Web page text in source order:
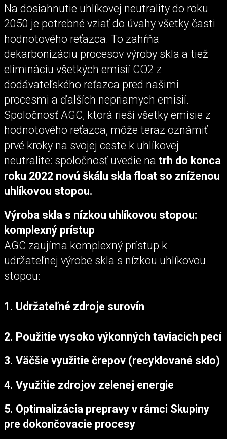
Na dosiahnutie uhlíkovej neutrality do roku
2050 je potrebné vziať do úvahy všetky časti
hodnotového reťazca. To zahŕňa
dekarbonizáciu procesov výroby skla a tiež
elimináciu všetkých emisií CO2 z
dodávateľského reťazca pred našimi
procesmi a ďalších nepriamych emisií.
Spoločnosť AGC, ktorá rieši všetky emisie z
hodnotového reťazca, môže teraz oznámiť
prvé kroky na svojej ceste k uhlíkovej
neutralite: spoločnosť uvedie na trh do konca
roku 2022 novú škálu skla float so zníženou
uhlíkovou stopou.
Výroba skla s nízkou uhlíkovou stopou:
komplexný prístup
AGC zaujíma komplexný prístup k
udržateľnej výrobe skla s nízkou uhlíkovou
stopou:
1. Udržateľné zdroje surovín
2. Použitie vysoko výkonných taviacich pecí
3. Väčšie využitie črepov (recyklované sklo)
4. Využitie zdrojov zelenej energie
5. Optimalizácia prepravy v rámci Skupiny
pre dokončovacie procesy